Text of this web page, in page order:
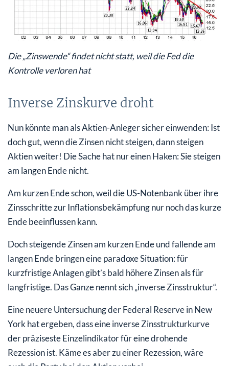
Die „Zinswende“ findet nicht statt, weil die Fed die
Kontrolle verloren hat
Inverse Zinskurve droht
Nun könnte man als Aktien-Anleger sicher einwenden: Ist
doch gut, wenn die Zinsen nicht steigen, dann steigen
Aktien weiter! Die Sache hat nur einen Haken: Sie steigen
am langen Ende nicht.
Am kurzen Ende schon, weil die US-Notenbank über ihre
Zinsschritte zur Inflationsbekämpfung nur noch das kurze
Ende beeinflussen kann.
Doch steigende Zinsen am kurzen Ende und fallende am
langen Ende bringen eine paradoxe Situation: für
kurzfristige Anlagen gibt’s bald höhere Zinsen als für
langfristige. Das Ganze nennt sich „inverse Zinsstruktur“.
Eine neuere Untersuchung der Federal Reserve in New
York hat ergeben, dass eine inverse Zinsstrukturkurve
der präziseste Einzelindikator für eine drohende
Rezession ist. Käme es aber zu einer Rezession, wäre